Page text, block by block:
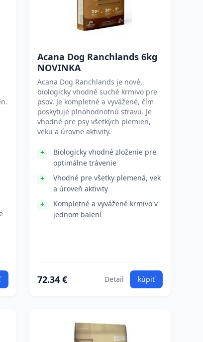
Acana Dog Ranchlands 6kg
NOVINKA
Acana Dog Ranchlands je nové,
biologicky vhodné suché krmivo pre
psov. Je kompletné a vyvážené, čím
poskytuje plnohodnotnú stravu. Je
vhodné pre psy všetkých plemien,
veku a úrovne aktivity.
Biologicky vhodné zloženie pre
optimálne trávenie
Vhodné pre všetky plemená, vek
a úroveň aktivity
Kompletné a vyvážené krmivo v
jednom balení
72.34 € Detail kúpiť